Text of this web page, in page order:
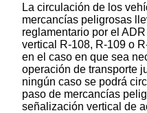
La circulación de los
mercancías peligrosas
reglamentario por el
vertical R-108, R-109 o
en el caso en que sea
operación de transporte
ningún caso se podrá
paso de mercancías
señalización vertical de